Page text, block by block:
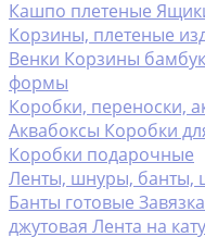
Кашпо плетеные
Корзины, плетеные
Венки Корзины бамбук
формы
Коробки, переноски,
Аквабоксы Коробки
Коробки подарочные
Ленты, шнуры, банты,
Банты готовые
джутовая Лента на